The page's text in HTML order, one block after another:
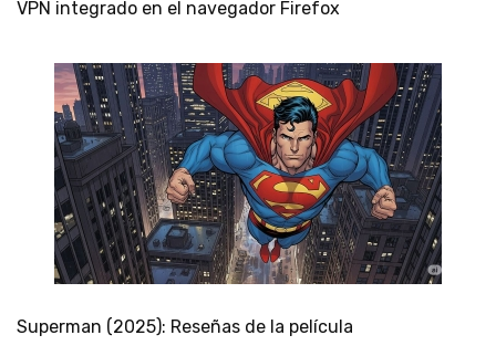
VPN integrado en el navegador Firefox
Superman (2025): Reseñas de la película